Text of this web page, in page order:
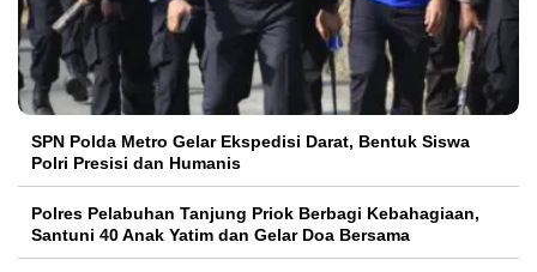
SPN Polda Metro Gelar Ekspedisi Darat, Bentuk Siswa
Polri Presisi dan Humanis
Polres Pelabuhan Tanjung Priok Berbagi Kebahagiaan,
Santuni 40 Anak Yatim dan Gelar Doa Bersama